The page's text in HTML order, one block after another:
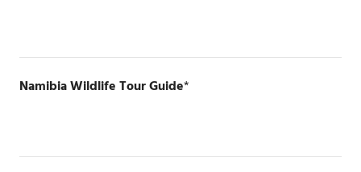
Namibia Wildlife Tour Guide*